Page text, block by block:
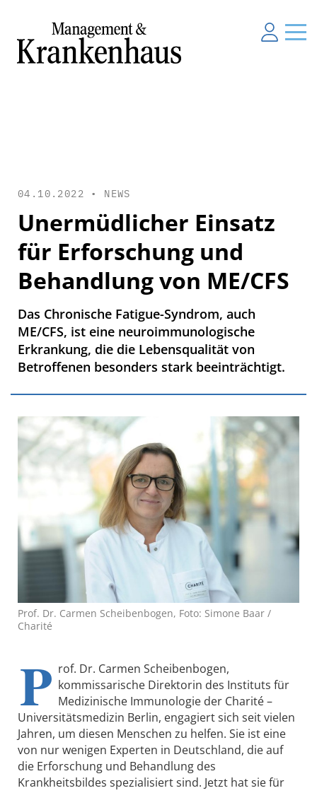
04.10.2022 • NEWS
Unermüdlicher Einsatz
für Erforschung und
Behandlung von ME/CFS
Das Chronische Fatigue-Syndrom, auch
ME/CFS, ist eine neuroimmunologische
Erkrankung, die die Lebensqualität von
Betroffenen besonders stark beeinträchtigt.
Prof. Dr. Carmen Scheibenbogen, Foto: Simone Baar /
Charité
P rof. Dr. Carmen Scheibenbogen,
kommissarische Direktorin des Instituts für
Medizinische Immunologie der Charité –
Universitätsmedizin Berlin, engagiert sich seit vielen
Jahren, um diesen Menschen zu helfen. Sie ist eine
von nur wenigen Experten in Deutschland, die auf
die Erforschung und Behandlung des
Krankheitsbildes spezialisiert sind. Jetzt hat sie für